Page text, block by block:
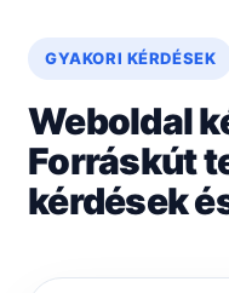
GYAKORI KÉRDÉSEK
Weboldal
Forráskút
kérdések